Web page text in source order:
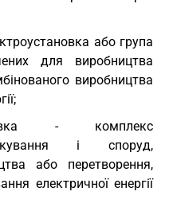
або група
для виробництва
виробництва
- комплекс
і споруд,
або перетворення,
електричної енергії